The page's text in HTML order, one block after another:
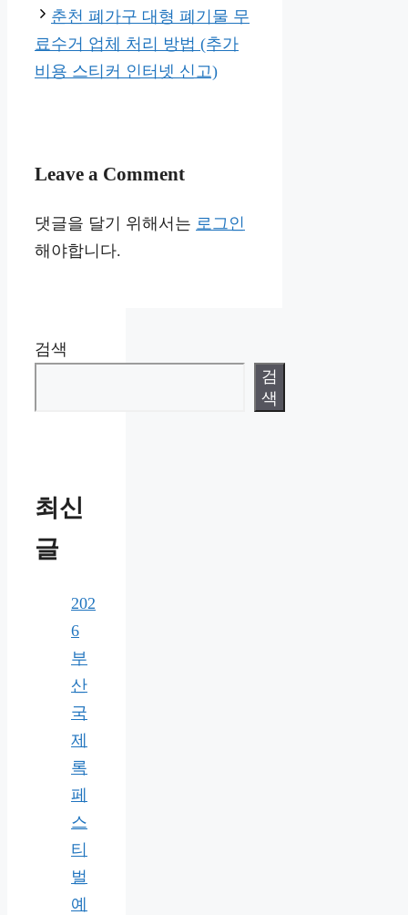
춘천 폐가구 대형 폐기물 무
료수거 업체 처리 방법 (추가
비용 스티커 인터넷 신고)
Leave a Comment
댓글을 달기 위해서는 로그인
해야합니다.
검색
검
색
최신
글
202
6
부
산
국
제
록
페
스
티
벌
예